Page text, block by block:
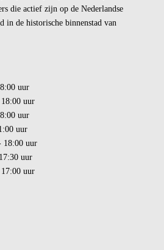
die actief zijn op de Nederlandse
in de historische binnenstad van
uur
uur
uur
uur
uur
uur
uur